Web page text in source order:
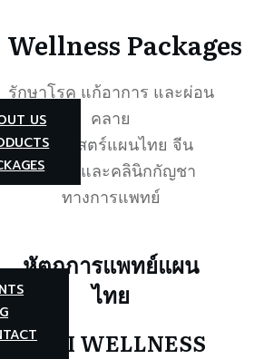
US
Wellness Packages
รักษาโรค แก้อาการ และผ่อน
คลาย
ด้วยศาสตร์แผนไทย จีน
ปัจจุบัน และคลินิกกัญชา
ทางการแพทย์
หัตถการแพทย์แผน
ไทย
THAI WELLNESS